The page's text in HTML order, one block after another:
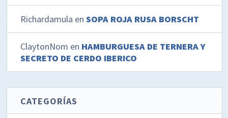
Richardamula enSOPA ROJA RUSA BORSCHT
ClaytonNom en HAMBURGUESA DE TERNERA Y
SECRETO DE CERDO IBERICO
CATEGORÍAS